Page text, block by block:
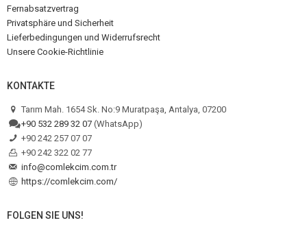
Fernabsatzvertrag
Privatsphäre und Sicherheit
Lieferbedingungen und Widerrufsrecht
Unsere Cookie-Richtlinie
KONTAKTE
Tarım Mah. 1654 Sk. No:9 Muratpaşa, Antalya, 07200
+90 532 289 32 07 (WhatsApp)
+90 242 257 07 07
+90 242 322 02 77
info@comlekcim.com.tr
https://comlekcim.com/
FOLGEN SIE UNS!